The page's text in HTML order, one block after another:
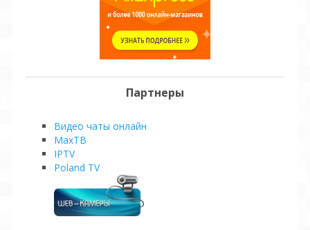
Партнеры
Видео чаты онлайн
MaxТВ
IPTV
Poland TV